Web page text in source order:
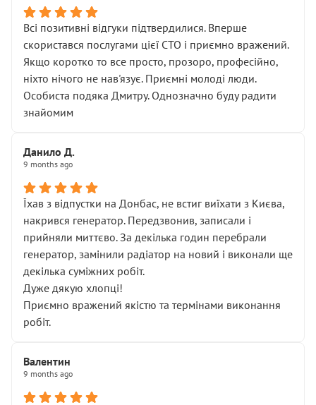
Всі позитивні відгуки підтвердилися. Вперше
скористався послугами цієї СТО і приємно вражений.
Якщо коротко то все просто, прозоро, професійно,
ніхто нічого не нав'язує. Приємні молоді люди.
Особиста подяка Дмитру. Однозначно буду радити
знайомим
Данило Д.
9 months ago
Їхав з відпустки на Донбас, не встиг виїхати з Києва,
накрився генератор. Передзвонив, записали і
прийняли миттєво. За декілька годин перебрали
генератор, замінили радіатор на новий і виконали ще
декілька суміжних робіт.
Дуже дякую хлопці!
Приємно вражений якістю та термінами виконання
робіт.
Валентин
9 months ago